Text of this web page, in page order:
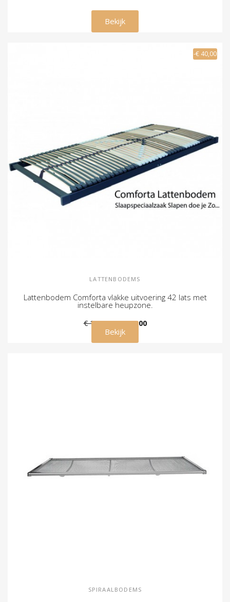
€ 69,00
Bekijk
-€ 40,00
LATTENBODEMS
Lattenbodem Comforta vlakke uitvoering 42 lats met
instelbare heupzone.
€ 179,00 € 139,00
Bekijk
SPIRAALBODEMS